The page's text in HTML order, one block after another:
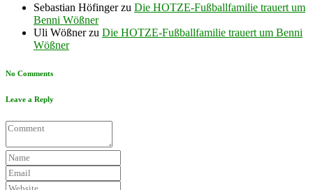
Sebastian Höfingerzu Die HOTZE-Fußballfamilie trauert um
Benni Wößner
Uli Wößnerzu Die HOTZE-Fußballfamilie trauert um Benni
Wößner
No Comments
Leave a Reply